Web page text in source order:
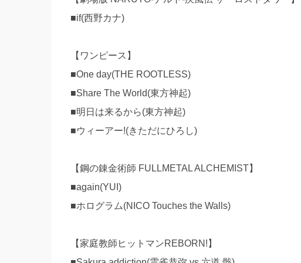
■if(西野カナ)
【ワンピース】
■One day(THE ROOTLESS)
■Share The World(東方神起)
■明日は来るから(東方神起)
■ウィーアー!(きただにひろし)
【鋼の錬金術師 FULLMETAL ALCHEMIST】
■again(YUI)
■ホログラム(NICO Touches the Walls)
【家庭教師ヒットマンREBORN!】